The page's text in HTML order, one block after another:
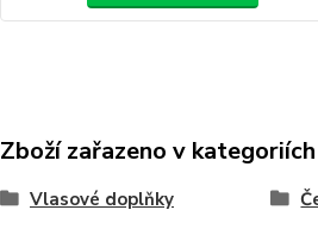
Zboží zařazeno v kategoriích
Vlasové doplňky